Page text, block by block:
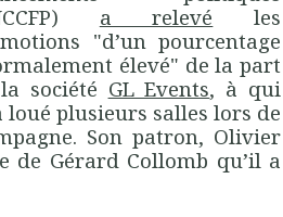
a relevé les
"d’un pourcentage
élevé" de la part
société GL Events, à qui
plusieurs salles lors de
Son patron, Olivier
de Gérard Collomb qu’il a